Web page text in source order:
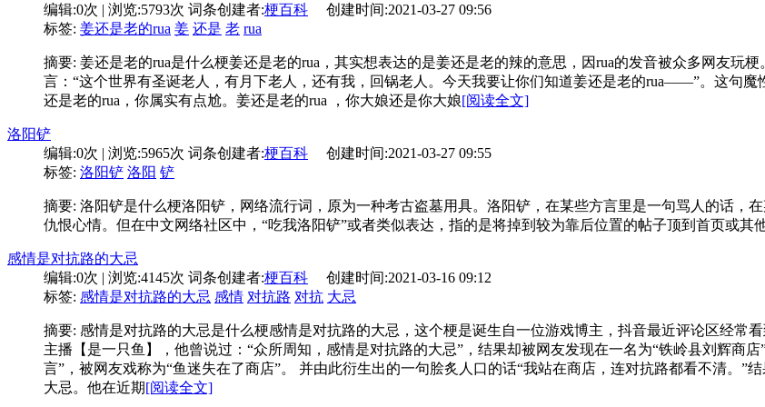
编辑:0次 | 浏览:5793次 词条创建者:梗百科 创建时间:2021-03-27 09:56
标签: 姜还是老的rua 姜 还是 老 rua
摘要: 姜还是老的rua是什么梗姜还是老的rua，其实想表达的是姜还是老的辣的意思，因rua的发音被众多网友玩
言：“这个世界有圣诞老人，有月下老人，还有我，回锅老人。今天我要让你们知道姜还是老的rua——”。这句
还是老的rua，你属实有点尬。姜还是老的rua ，你大娘还是你大娘[阅读全文]
洛阳铲
编辑:0次 | 浏览:5965次 词条创建者:梗百科 创建时间:2021-03-27 09:55
标签: 洛阳铲 洛阳 铲
摘要: 洛阳铲是什么梗洛阳铲，网络流行词，原为一种考古盗墓用具。洛阳铲，在某些方言里是一句骂人的话，
仇恨心情。但在中文网络社区中，“吃我洛阳铲”或者类似表达，指的是将掉到较为靠后位置的帖子顶到首页或
感情是对抗路的大忌
编辑:0次 | 浏览:4145次 词条创建者:梗百科 创建时间:2021-03-16 09:12
标签: 感情是对抗路的大忌 感情 对抗路 对抗 大忌
摘要: 感情是对抗路的大忌是什么梗感情是对抗路的大忌，这个梗是诞生自一位游戏博主，抖音最近评论区经常
主播【是一只鱼】，他曾说过：“众所周知，感情是对抗路的大忌”，结果却被网友发现在一名为“铁岭县刘辉商
言”，被网友戏称为“鱼迷失在了商店”。 并由此衍生出的一句脍炙人口的话“我站在商店，连对抗路都看不清。”
大忌。他在近期[阅读全文]